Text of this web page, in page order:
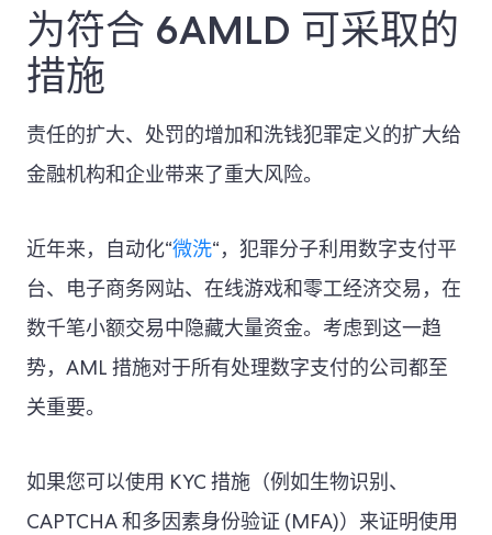
为符合 6AMLD 可采取的
措施
责任的扩大、处罚的增加和洗钱犯罪定义的扩大给
金融机构和企业带来了重大风险。
近年来，自动化“微洗“，犯罪分子利用数字支付平
台、电子商务网站、在线游戏和零工经济交易，在
数千笔小额交易中隐藏大量资金。考虑到这一趋
势，AML 措施对于所有处理数字支付的公司都至
关重要。
如果您可以使用 KYC 措施（例如生物识别、
CAPTCHA 和多因素身份验证 (MFA)）来证明使用